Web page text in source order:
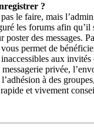
?
le faire, mais
les forums afin qu’il
poster des messages.
vous permet de
aux invités
privée,
à des
et vivement